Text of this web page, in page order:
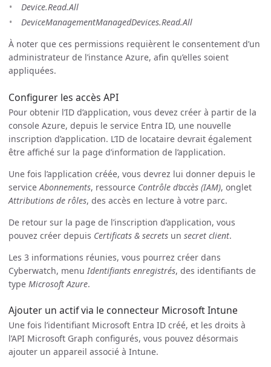
Device.Read.All
DeviceManagementManagedDevices.Read.All
À noter que ces permissions requièrent le consentement d’un
administrateur de l’instance Azure, afin qu’elles soient
appliquées.
Configurer les accès API
Pour obtenir l’ID d’application, vous devez créer à partir de la
console Azure, depuis le service Entra ID, une nouvelle
inscription d’application. L’ID de locataire devrait également
être affiché sur la page d’information de l’application.
Une fois l’application créée, vous devrez lui donner depuis le
service Abonnements, ressource Contrôle d’accès (IAM), onglet
Attributions de rôles, des accès en lecture à votre parc.
De retour sur la page de l’inscription d’application, vous
pouvez créer depuis Certificats & secrets un secret client.
Les 3 informations réunies, vous pourrez créer dans
Cyberwatch, menu Identifiants enregistrés, des identifiants de
type Microsoft Azure.
Ajouter un actif via le connecteur Microsoft Intune
Une fois l’identifiant Microsoft Entra ID créé, et les droits à
l’API Microsoft Graph configurés, vous pouvez désormais
ajouter un appareil associé à Intune.